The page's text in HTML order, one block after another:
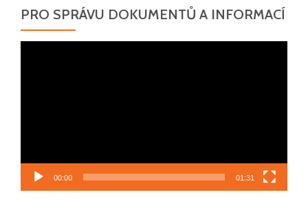
PRO SPRÁVU DOKUMENTŮ A INFORMACÍ
00:00 01:31